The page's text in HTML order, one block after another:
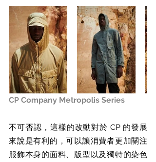
CP Company Metropolis Series
不可否認，這樣的改動對於 CP 的發展
來說是有利的，可以讓消費者更加關注
服飾本身的面料、版型以及獨特的染色